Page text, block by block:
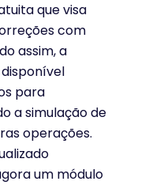
que visa
com
assim, a
para
a simulação de
operações.
um módulo